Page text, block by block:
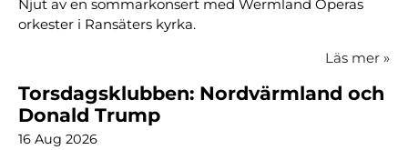
Njut av en sommarkonsert med Wermland Operas
orkester i Ransäters kyrka.
Läs mer »
Torsdagsklubben: Nordvärmland och
Donald Trump
16 Aug 2026